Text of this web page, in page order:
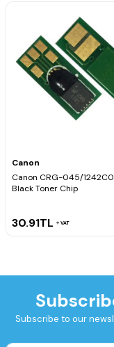
Canon
Canon CRG-045/
Black Toner Chip
30.91TL VAT
Subscribe to our